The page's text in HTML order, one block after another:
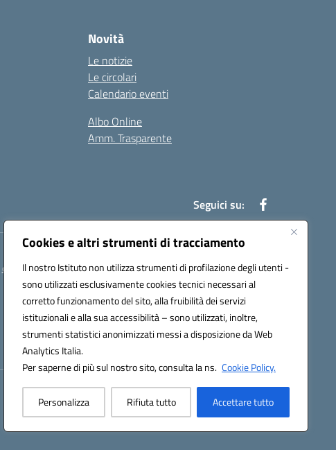
Cookies e altri strumenti di tracciamento
Il nostro Istituto non utilizza strumenti di profilazione degli utenti -
sono utilizzati esclusivamente cookies tecnici necessari al
corretto funzionamento del sito, alla fruibilità dei servizi
istituzionali e alla sua accessibilità – sono utilizzati, inoltre,
strumenti statistici anonimizzati messi a disposizione da Web
Analytics Italia.
Per saperne di più sul nostro sito, consulta la ns. Cookie Policy.
Personalizza Rifiuta tutto Accettare tutto
Novità
Le notizie
Le circolari
Calendario eventi
Albo Online
Amm. Trasparente
Seguici su:
ceic8an00r@pec.istruzione.it